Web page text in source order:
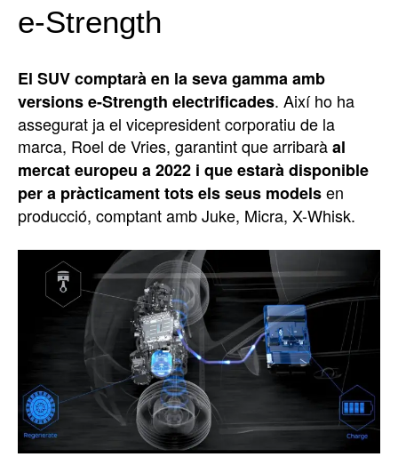
e-Strength
El SUV comptarà en la seva gamma amb
versions e-Strength electrificades. Així ho ha
assegurat ja el vicepresident corporatiu de la
marca, Roel de Vries, garantint que arribaràal
mercat europeu a 2022 i que estarà disponible
per a pràcticament tots els seus modelsen
producció, comptant amb Juke, Micra, X-Whisk.